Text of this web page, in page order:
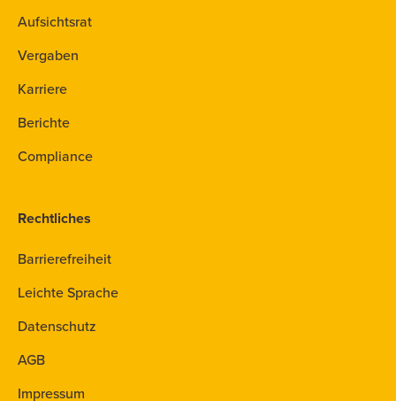
Aufsichtsrat
Vergaben
Karriere
Berichte
Compliance
Rechtliches
Barrierefreiheit
Leichte Sprache
Datenschutz
AGB
Impressum